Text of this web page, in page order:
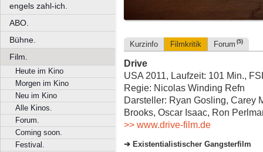
engels zahl-ich.
ABO.
Bühne.
Film.
Heute im Kino
Morgen im Kino
Neu im Kino
Alle Kinos.
Forum.
Coming soon.
Festival.
Kurzinfo Filmkritik Forum (5)
Drive
USA 2011, Laufzeit: 101 Min.,
Regie: Nicolas Winding Refn
Darsteller: Ryan Gosling, Carey
Brooks, Oscar Isaac, Ron
>> www.drive-film.de
Existentialistischer Gangsterfilm